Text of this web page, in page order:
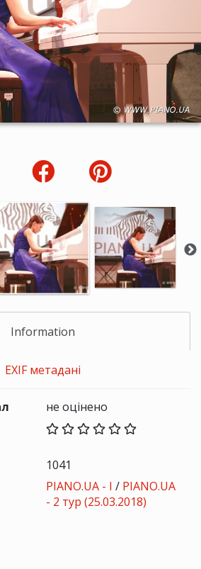
Information
EXIF метадані
не оцінено
1041
PIANO.UA - I / PIANO.UA
- 2 тур (25.03.2018)